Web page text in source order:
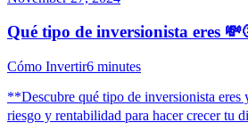
Qué tipo de inversionista eres
Cómo Invertir6 minutes
**Descubre qué tipo de inversionista eres
riesgo y rentabilidad para hacer crecer tu